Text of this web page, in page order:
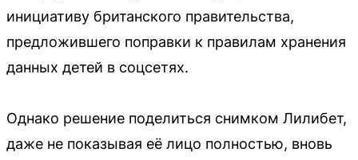
инициативу британского правительства,
предложившего поправки к правилам хранения
данных детей в соцсетях.
Однако решение поделиться снимком Лилибет,
даже не показывая её лицо полностью, вновь